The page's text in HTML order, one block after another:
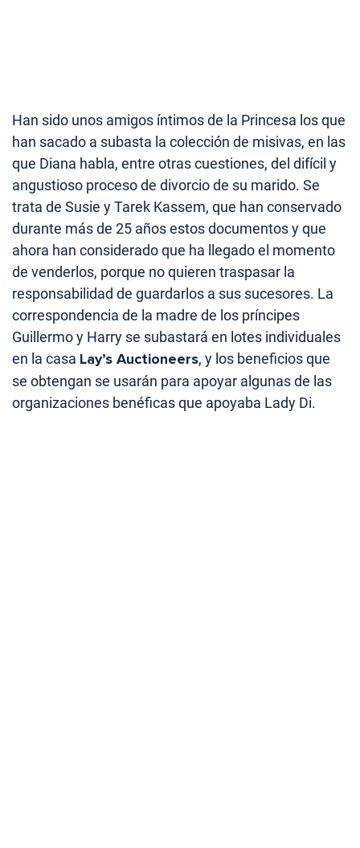
Han sido unos amigos íntimos de la Princesa los que
han sacado a subasta la colección de misivas, en las
que Diana habla, entre otras cuestiones, del difícil y
angustioso proceso de divorcio de su marido. Se
trata de Susie y Tarek Kassem, que han conservado
durante más de 25 años estos documentos y que
ahora han considerado que ha llegado el momento
de venderlos, porque no quieren traspasar la
responsabilidad de guardarlos a sus sucesores. La
correspondencia de la madre de los príncipes
Guillermo y Harry se subastará en lotes individuales
en la casa Lay’s Auctioneers, y los beneficios que
se obtengan se usarán para apoyar algunas de las
organizaciones benéficas que apoyaba Lady Di.